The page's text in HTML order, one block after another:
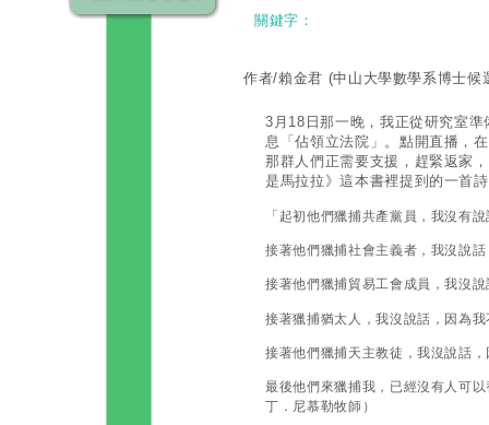
關鍵字：
作者/賴金君 (中山大學數學系博士候
3月18日那一晚，我正從研究室
息「佔領立法院」。點開直播，
那群人們正需要支援，趕緊返家
是馬拉拉》這本書裡提到的一首
「起初他們獵捕共產黨員，我沒有
接著他們獵捕社會主義者，我沒說
接著他們獵捕貿易工會成員，我沒
接著獵捕猶太人，我沒說話，因為
接著他們獵捕天主教徒，我沒說話
最後他們來獵捕我，已經沒有人可
丁．尼慕勒牧師）